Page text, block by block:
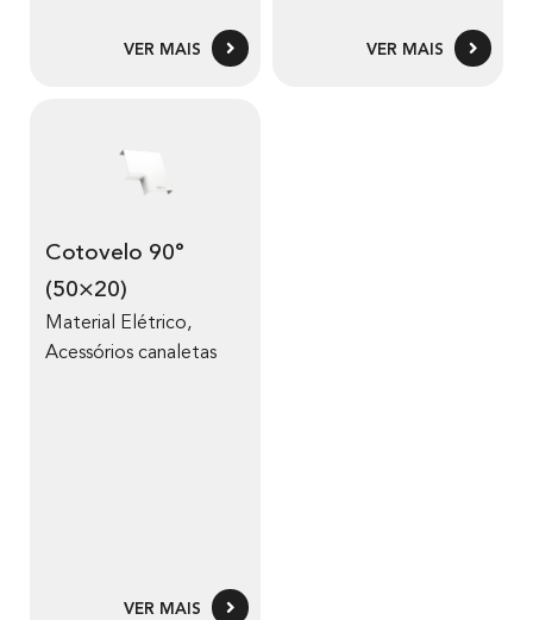
VER MAIS VER MAIS
Cotovelo 90°
(50×20)
Material Elétrico,
Acessórios canaletas
VER MAIS